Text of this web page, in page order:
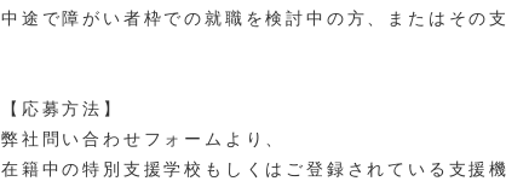
中途で障がい者枠での就職を検討中の方、またはその
【応募方法】
弊社問い合わせフォームより、
在籍中の特別支援学校もしくはご登録されている支援